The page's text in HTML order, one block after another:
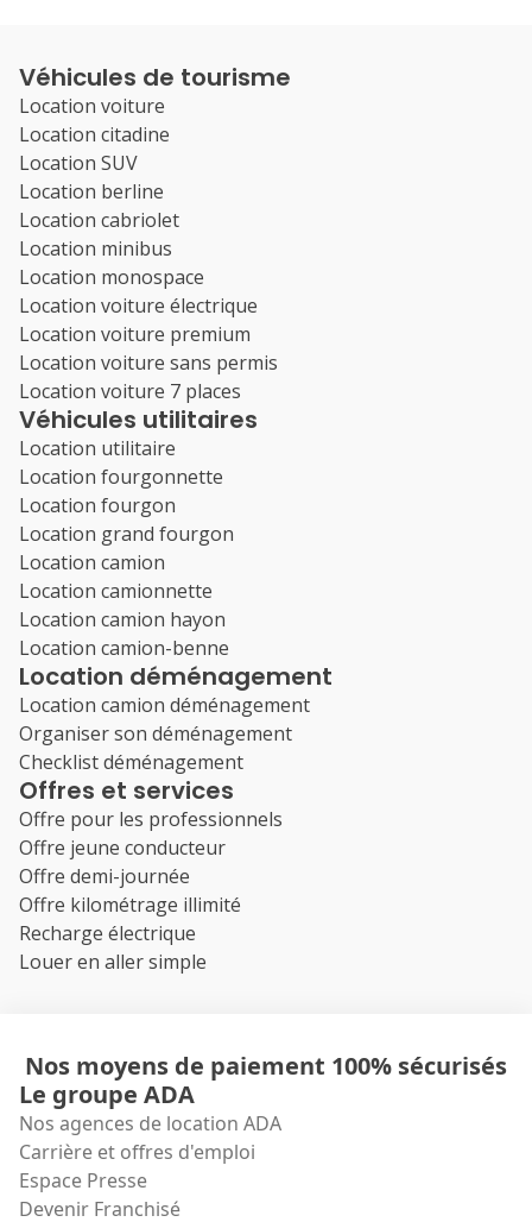
Véhicules de tourisme
Location voiture
Location citadine
Location SUV
Location berline
Location cabriolet
Location minibus
Location monospace
Location voiture électrique
Location voiture premium
Location voiture sans permis
Location voiture 7 places
Véhicules utilitaires
Location utilitaire
Location fourgonnette
Location fourgon
Location grand fourgon
Location camion
Location camionnette
Location camion hayon
Location camion-benne
Location déménagement
Location camion déménagement
Organiser son déménagement
Checklist déménagement
Offres et services
Offre pour les professionnels
Offre jeune conducteur
Offre demi-journée
Offre kilométrage illimité
Recharge électrique
Louer en aller simple
Nos moyens de paiement 100% sécurisés
Le groupe ADA
Nos agences de location ADA
Carrière et offres d'emploi
Espace Presse
Devenir Franchisé